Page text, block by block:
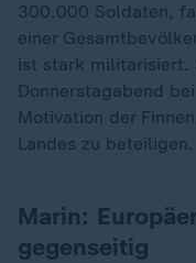
300.000 Soldaten,
einer
ist stark militarisiert.
Donnerstagabend
Motivation der
Landes zu beteiligen.
Marin:
gegenseitig